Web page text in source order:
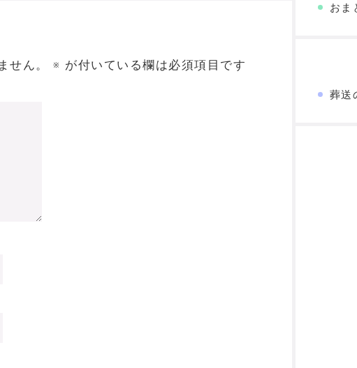
せん。 ※ が付いている欄は必須項目です
おま
葬送